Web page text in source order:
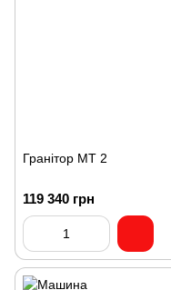
Гранітор MT 2
119 340 грн